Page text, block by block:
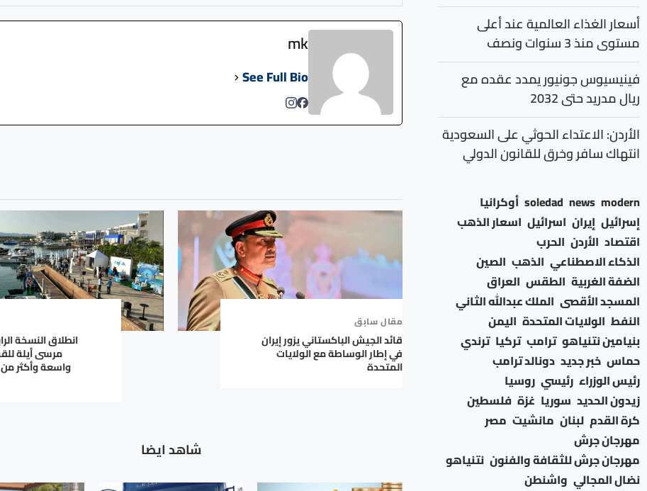
mk
See Full Bio
مقال سابق
قائد الجيش الباكستاني يزور إيران
في إطار الوساطة مع الولايات
المتحدة
انطلاق النسخة
مرسى أيلة
شاهد ايضا
أسعار الغذاء العالمية عند أعلى
مستوى منذ 3 سنوات ونصف
فينيسيوس جونيور يمدد عقده مع
ريال مدريد حتى 2032
الأردن: الاعتداء الحوثي على السعودية
انتهاك سافر وخرق للقانون الدولي
modern
news
soledad أوكرانيا
إسرائيل إيران اسرائيل اسعار الذهب
اقتصاد الأردن الحرب
الذكاء الاصطناعي الذهب الصين
الضفة الغربية الطقس العراق
المسجد الأقصى الملك عبدالله الثاني
النفط الولايات المتحدة اليمن
بنيامين نتنياهو ترامب تركيا ترندي
حماس خبر جديد دونالد ترامب
رئيس الوزراء رئيسي روسيا
زيدون الحديد سوريا غزة فلسطين
كرة القدم لبنان مانشيت مصر
مهرجان جرش
مهرجان جرش للثقافة والفنون نتنياهو
نضال المجالي واشنطن